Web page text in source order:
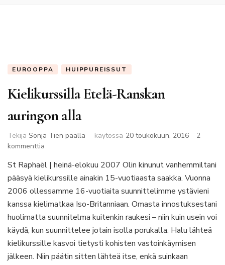
EUROOPPA HUIPPUREISSUT
Kielikurssilla Etelä-Ranskan
auringon alla
Tekijä Sonja Tien paalla käytössä 20 toukokuun, 2016
2
kommenttia
Etelä-
Ranskan
auringon
St Raphaël | heinä-elokuu 2007 Olin kinunut vanhemmiltani
pääsyä kielikurssille ainakin 15-vuotiaasta saakka. Vuonna
2006 ollessamme 16-vuotiaita suunnittelimme ystävieni
kanssa kielimatkaa Iso-Britanniaan. Omasta innostuksestani
huolimatta suunnitelma kuitenkin raukesi – niin kuin usein voi
käydä, kun suunnittelee jotain isolla porukalla. Halu lähteä
kielikurssille kasvoi tietysti kohisten vastoinkäymisen
jälkeen. Niin päätin sitten lähteä itse, enkä suinkaan